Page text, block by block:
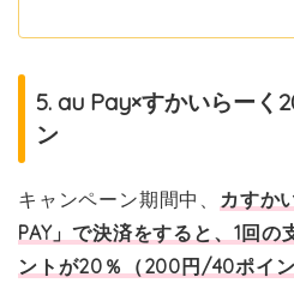
5. au Pay×すかいらーく
ン
キャンペーン期間中、 カすか
PAY」で決済をすると、1回
ントが20％（200円/40ポイン